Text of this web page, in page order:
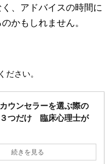
、アドバイスの時間に
かもしれません。
ださい。
ウンセラーを選ぶ際の
つだけ 臨床心理士が
続きを見る